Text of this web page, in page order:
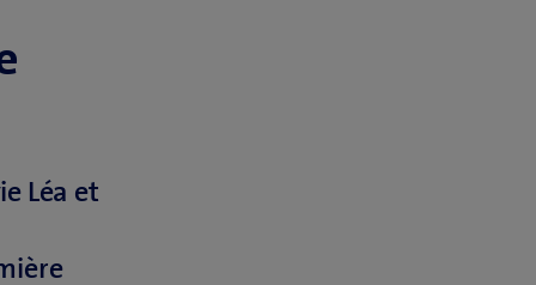
Léa et